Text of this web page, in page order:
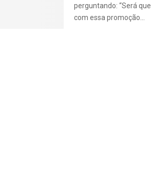
perguntando: “Será
com essa promoção...